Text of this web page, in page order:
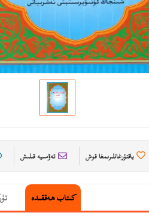
ياقتۇرغانلىرىمغا قوش تەۋسىيە قىلىش
كىتاب ھەققىدە